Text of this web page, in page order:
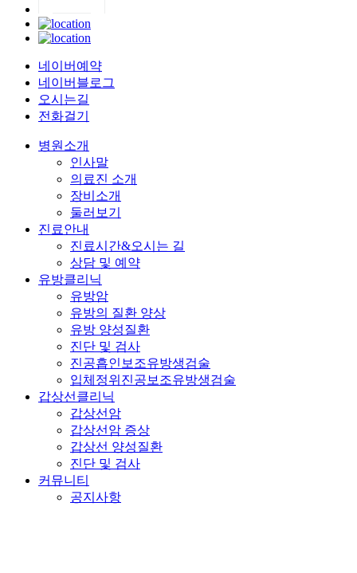
네이버예약
네이버블로그
오시는길
전화걸기
병원소개
인사말
의료진 소개
장비소개
둘러보기
진료안내
진료시간&오시는 길
상담 및 예약
유방클리닉
유방암
유방의 질환 양상
유방 양성질환
진단 및 검사
진공흡인보조유방생검술
입체정위진공보조유방생검술
갑상선클리닉
갑상선암
갑상선암 증상
갑상선 양성질환
진단 및 검사
커뮤니티
공지사항